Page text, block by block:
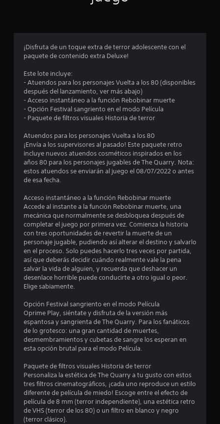
o
e
:
4
6
8
e
s
t
e
l
a
s
¡Disfruta de un toque extra de terror adolescente con el
paquete de contenido extra Deluxe!
Este lote incluye:
- Atuendos para los personajes Vuelta a los 80 (disponibles
después del lanzamiento, ver más abajo)
- Acceso instantáneo a la función Rebobinar muerte
- Opción Festival sangriento en el modo Película
- Paquete de filtros visuales Historia de terror
Atuendos para los personajes Vuelta a los 80
¡Envía a los supervisores al pasado! Este paquete retro
incluye nuevos atuendos cosméticos inspirados en los
años 80 para los personajes jugables de The Quarry. Nota:
estos atuendos se enviarán al juego el 08/07/2022 o antes
de esa fecha.
Acceso instantáneo a la función Rebobinar muerte
Accede al instante a la función Rebobinar muerte, una
mecánica que normalmente se desbloquea después de
completar el juego por primera vez. Comienza la historia
con tres oportunidades de revertir la muerte de un
personaje jugable, pudiendo así alterar el destino y salvarlo
en el proceso. Solo puedes hacerlo tres veces por partida,
así que deberás decidir cuándo realmente vale la pena
salvar la vida de alguien, y recuerda que deshacer un
desenlace horrible puede conducirte a otro igual o peor.
Elige sabiamente.
Opción Festival sangriento en el modo Película
Oprime Play, siéntate y disfruta de la versión más
espantosa y sangrienta de The Quarry. Para los fanáticos
de lo grotesco: una gran cantidad de muertes,
desmembramientos y cubetas de sangre los esperan en
esta opción brutal para el modo Película.
Paquete de filtros visuales Historia de terror
Personaliza la estética de The Quarry a tu gusto con estos
tres filtros cinematográficos, ¡cada uno reproduce un estilo
diferente de película de miedo! Escoge entre el efecto de
película de 8 mm (terror independiente), una estética retro
de VHS (terror de los 80) o un filtro en blanco y negro
(terror clásico).